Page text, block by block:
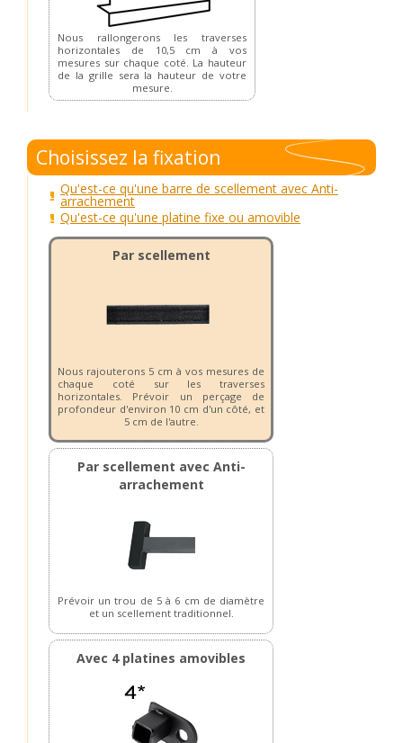
Nous rallongerons les traverses
horizontales de 10,5 cm à vos
mesures sur chaque coté. La hauteur
de la grille sera la hauteur de votre
mesure.
Choisissez la fixation
Qu'est-ce qu'une barre de scellement avec Anti-
arrachement
Qu'est-ce qu'une platine fixe ou amovible
Par scellement
Nous rajouterons 5 cm à vos mesures de
chaque coté sur les traverses
horizontales. Prévoir un perçage de
profondeur d'environ 10 cm d'un côté, et
5 cm de l'autre.
Par scellement avec Anti-
arrachement
Prévoir un trou de 5 à 6 cm de diamètre
et un scellement traditionnel.
Avec 4 platines amovibles